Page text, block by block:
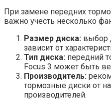
При замене передних
важно учесть несколько
Размер диска: выбор
зависит от
Тип диска: передний
Focus 3 может быть
Производитель:
тормозные диски от
производителей.